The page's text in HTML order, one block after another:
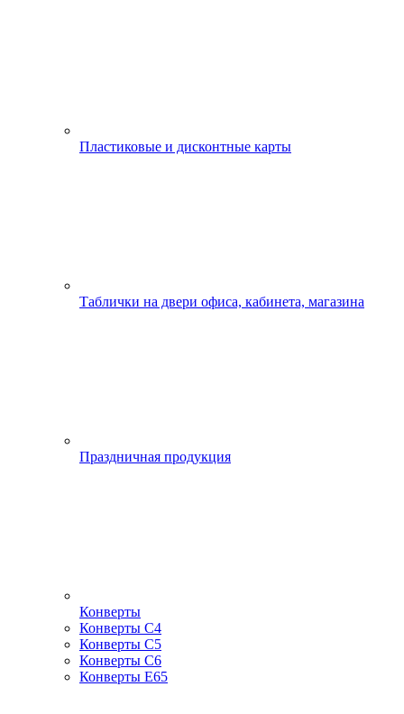
Пластиковые и дисконтные карты
Таблички на двери офиса, кабинета, магазина
Праздничная продукция
Конверты
Конверты С4
Конверты С5
Конверты С6
Конверты Е65